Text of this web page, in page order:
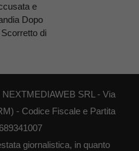
e
Dopo
di
SRL - Via
- Codice Fiscale e Partita
giornalistica, in quanto